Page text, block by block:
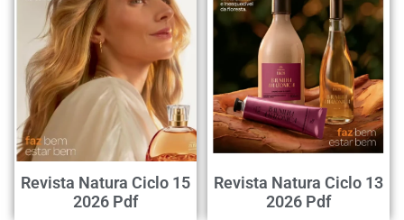
Revista Natura Ciclo 15
2026 Pdf
Revista Natura Ciclo 13
2026 Pdf